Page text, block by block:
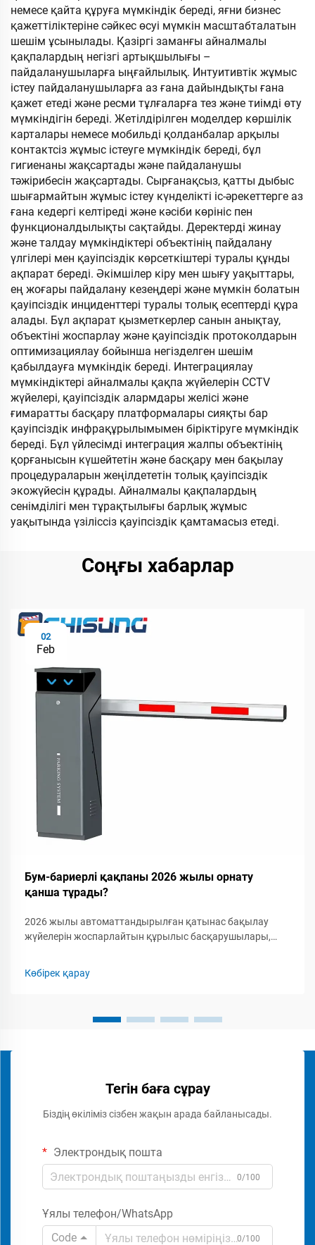
немесе қайта құруға мүмкіндік береді, яғни бизнес
қажеттіліктеріне сәйкес өсуі мүмкін масштабталатын
шешім ұсынылады. Қазіргі заманғы айналмалы
қақпалардың негізгі артықшылығы –
пайдаланушыларға ыңғайлылық. Интуитивтік жұмыс
істеу пайдаланушыларға аз ғана дайындықты ғана
қажет етеді және ресми тұлғаларға тез және тиімді өту
мүмкіндігін береді. Жетілдірілген моделдер көршілік
карталары немесе мобильді қолданбалар арқылы
контактсіз жұмыс істеуге мүмкіндік береді, бұл
гигиенаны жақсартады және пайдаланушы
тәжірибесін жақсартады. Сырғанақсыз, қатты дыбыс
шығармайтын жұмыс істеу күнделікті іс-әрекеттерге аз
ғана кедергі келтіреді және кәсіби көрініс пен
функционалдылықты сақтайды. Деректерді жинау
және талдау мүмкіндіктері объектінің пайдалану
үлгілері мен қауіпсіздік көрсеткіштері туралы құнды
ақпарат береді. Әкімшілер кіру мен шығу уақыттары,
ең жоғары пайдалану кезеңдері және мүмкін болатын
қауіпсіздік инциденттері туралы толық есептерді құра
алады. Бұл ақпарат қызметкерлер санын анықтау,
объектіні жоспарлау және қауіпсіздік протоколдарын
оптимизациялау бойынша негізделген шешім
қабылдауға мүмкіндік береді. Интеграциялау
мүмкіндіктері айналмалы қақпа жүйелерін CCTV
жүйелері, қауіпсіздік алармдары желісі және
ғимаратты басқару платформалары сияқты бар
қауіпсіздік инфрақұрылымымен біріктіруге мүмкіндік
береді. Бұл үйлесімді интеграция жалпы объектінің
қорғанысын күшейтетін және басқару мен бақылау
процедураларын жеңілдететін толық қауіпсіздік
экожүйесін құрады. Айналмалы қақпалардың
сенімділігі мен тұрақтылығы барлық жұмыс
уақытында үзіліссіз қауіпсіздік қамтамасыз етеді.
Соңғы хабарлар
02
Feb
Бум-бариерлі қақпаны 2026 жылы орнату
қанша тұрады?
2026 жылы автоматтандырылған қатынас бақылау
жүйелерін жоспарлайтын құрылыс басқарушылары,
құрылымын түсіну маңызды. Бум-бариерлік қақпаққа...
Көбірек қарау
Тегін баға сұрау
Біздің өкіліміз сізбен жақын арада байланысады.
Электрондық пошта
0/100
Ұялы телефон/WhatsApp
Code
0/100